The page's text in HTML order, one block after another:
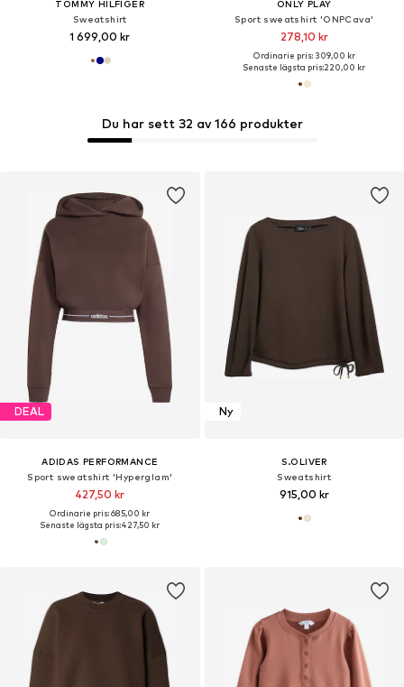
TOMMY HILFIGER
Sweatshirt
1 699,00 kr
ONLY PLAY
Sport sweatshirt 'ONPCava'
278,10 kr
Ordinarie pris: 309,00 kr
Senaste lägsta pris:220,00 kr
DEAL
ADIDAS PERFORMANCE
Sport sweatshirt 'Hyperglam'
427,50 kr
Ordinarie pris: 685,00 kr
Senaste lägsta pris:427,50 kr
Du har sett 32 av 166 produkter
Ny
S.OLIVER
Sweatshirt
915,00 kr